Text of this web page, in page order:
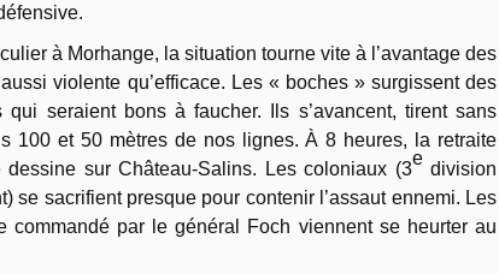
à Morhange, la situation tourne vite à l’avantage des
violente qu’efficace. Les « boches » surgissent des
seraient bons à faucher. Ils s’avancent, tirent sans
100 et 50 mètres de nos lignes. À 8 heures, la retraite
sur Château-Salins. Les coloniaux (3e division
se sacrifient presque pour contenir l’assaut ennemi. Les
commandé par le général Foch viennent se heurter au